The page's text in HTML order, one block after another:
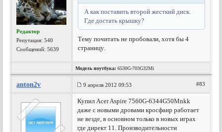
Редактор
Репутация:540
Сообщений: 5639
А как поставить второй жесткий диск.
Где достать крышку?
Тему почитать не пробовали, хотя бы 4
страницу.
Модель ноутбука: 6530G-703G32Mi
anton2v 9 апреля 2012 09:53 #83
Купил Acer Aspire 7560G-6344G50Mnkk
даже с новыми дровами кросфаир работает
не везде, в основном только в новых играх
где директ 11. Производительности